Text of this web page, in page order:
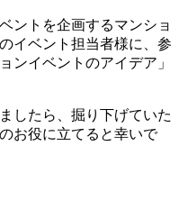
ントを企画するマンショ
イベント担当者様に、参
ンイベントのアイデア」
したら、掘り下げていた
お役に立てると幸いで